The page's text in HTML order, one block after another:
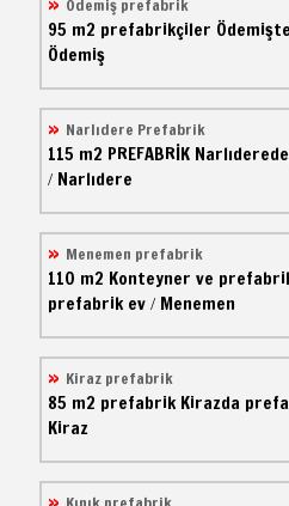
95 m2 prefabrikçiler
Ödemiş
Narlıdere Prefabrik
115 m2 PREFABRİK
/ Narlıdere
Menemen prefabrik
110 m2 Konteyner ve
prefabrik ev/ Menemen
Kiraz prefabrik
85 m2 prefabrik Kirazda
Kiraz